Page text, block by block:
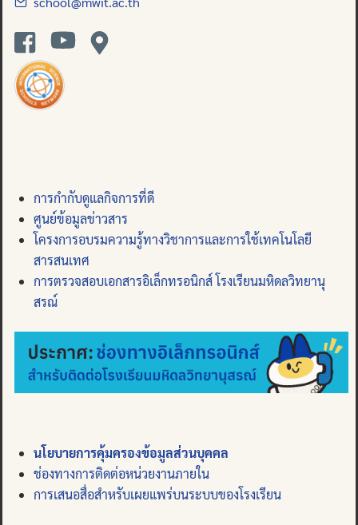
การกำกับดูแลกิจการที่ดี
ศูนย์ข้อมูลข่าวสาร
โครงการอบรมความรู้ทางวิชาการและการใช้เทคโนโลยี
สารสนเทศ
การตรวจสอบเอกสารอิเล็กทรอนิกส์ โรงเรียนมหิดลวิทยานุ
สรณ์
นโยบายการคุ้มครองข้อมูลส่วนบุคคล
ช่องทางการติดต่อหน่วยงานภายใน
การเสนอสื่อสำหรับเผยแพร่บนระบบของโรงเรียน